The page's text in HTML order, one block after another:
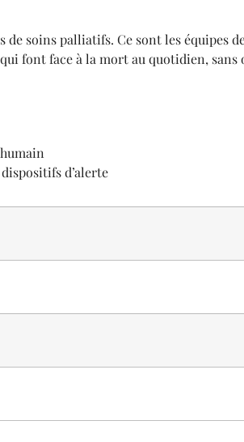
de soins palliatifs. Ce sont les équipes
font face à la mort au quotidien, sans
d’alerte